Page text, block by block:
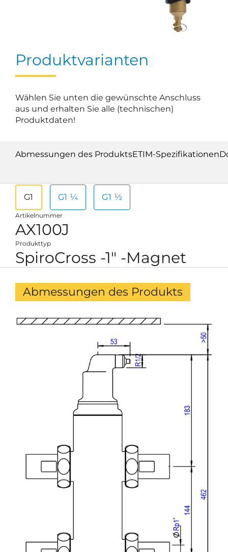
Produktvarianten
Wählen Sie unten die gewünschte Anschluss
aus und erhalten Sie alle (technischen)
Produktdaten!
Abmessungen des ProduktsETIM-Spezifikationen
G1 G1 ¼ G1 ½
Artikelnummer
AX100J
Produkttyp
SpiroCross -1" -Magnet
Abmessungen des Produkts